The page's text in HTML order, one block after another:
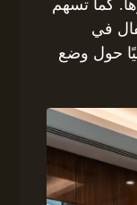
كما تسهم
في
حول وضع